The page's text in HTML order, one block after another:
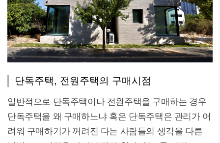
단독주택, 전원주택의 구매시점
일반적으로 단독주택이나 전원주택을 구매하는 경우
단독주택을 왜 구매하느냐 혹은 단독주택은 관리가 어
려워 구매하기가 꺼려진 다는 사람들의 생각을 다른